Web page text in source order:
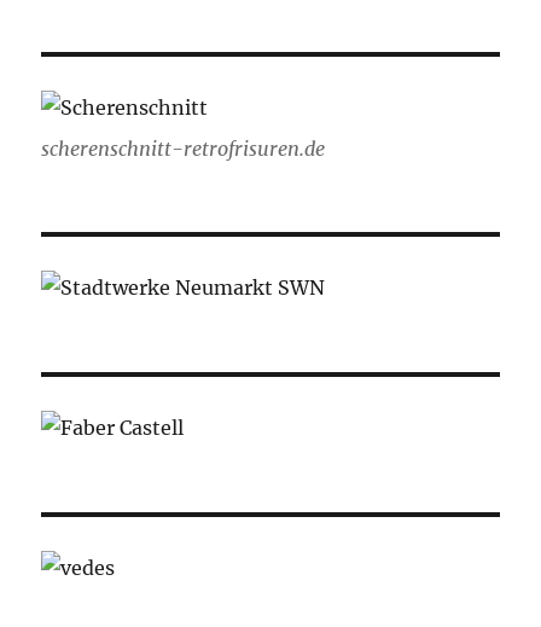
scherenschnitt-retrofrisuren.de